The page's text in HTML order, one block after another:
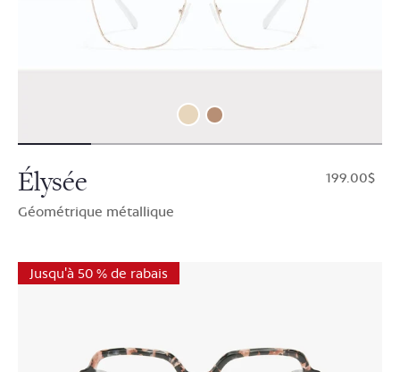
Élysée
Géométrique métallique
$199.00
Jusqu'à 50 % de rabais